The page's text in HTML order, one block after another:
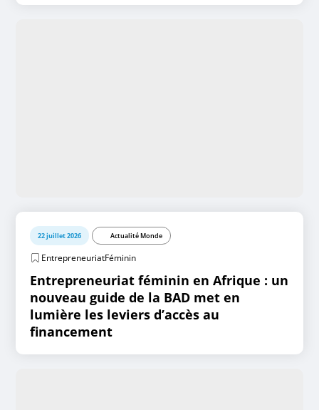
22 juillet 2026 Actualité Monde
EntrepreneuriatFéminin
Entrepreneuriat féminin en Afrique : un
nouveau guide de la BAD met en
lumière les leviers d’accès au
financement